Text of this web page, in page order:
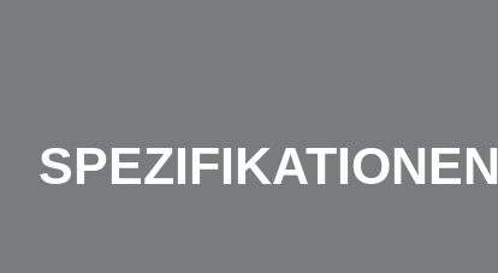
SPEZIFIKATIONEN